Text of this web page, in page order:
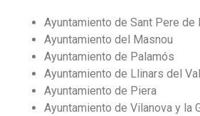
Ayuntamiento de Sant Pere de
Ayuntamiento del Masnou
Ayuntamiento de Palamós
Ayuntamiento de Llinars del
Ayuntamiento de Piera
Ayuntamiento de Vilanova y la